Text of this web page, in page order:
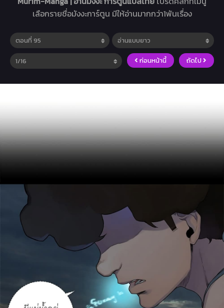
เลือกรายชื่อมังงะการ์ตูน มีให้อ่านมากกว่า1พันเรื่อง
ก่อนหน้านี้ ถัดไป